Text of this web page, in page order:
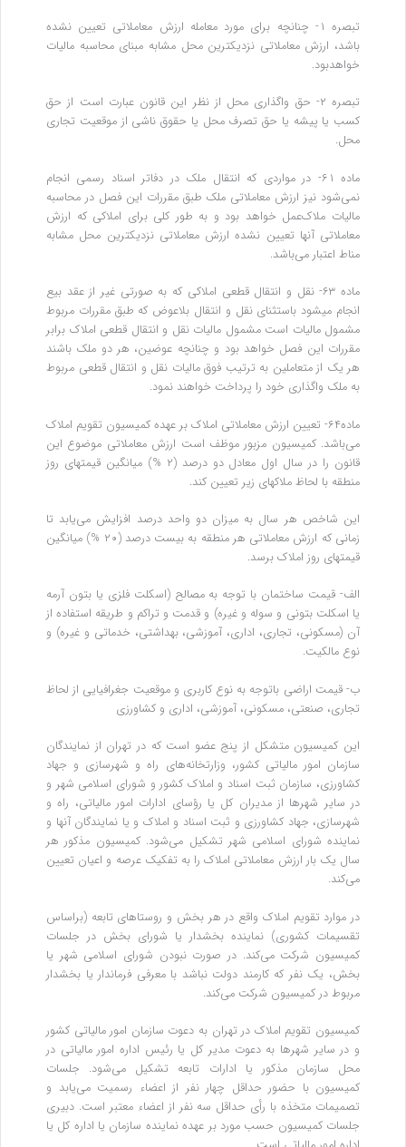
‌تبصره ۱- چنانچه برای مورد معامله ارزش معاملاتی تعیین نشده
باشد، ارزش معاملاتی نزدیکترین محل مشابه مبنای محاسبه مالیات
خواهد‌بود.
‌تبصره ۲- حق واگذاری محل از نظر این قانون عبارت است از حق
کسب یا پیشه یا حق تصرف محل یا حقوق ناشی از موقعیت تجاری
محل.
ماده ۶۱- در مواردی که انتقال ملک در دفاتر اسناد رسمی انجام
نمی‌شود نیز ارزش معاملاتی ملک طبق مقررات این فصل در محاسبه
مالیات ملاک‌عمل خواهد بود و به طور کلی برای املاکی که ارزش
معاملاتی آنها تعیین نشده ارزش معاملاتی نزدیکترین محل مشابه
مناط اعتبار می‌باشد.
ماده ۶۳- نقل و انتقال قطعی املاکی که به صورتی غیر از عقد بیع
انجام میشود باستثنای نقل و انتقال بلاعوض که طبق مقررات مربوط
مشمول‌ مالیات است مشمول مالیات نقل و انتقال قطعی املاک برابر
مقررات این فصل خواهد بود و چنانچه عوضین، هر دو ملک باشند
هر یک از متعاملین به‌ ترتیب فوق مالیات نقل و انتقال قطعی مربوط
به ملک واگذاری خود را پرداخت خواهند نمود.
ماده۶۴- تعیین ارزش معاملاتی املاک بر عهده کمیسیون تقویم املاک
می‌باشد. کمیسیون مزبور موظف است ارزش معاملاتی موضوع این
قانون را در سال اول معادل دو درصد (۲ %) میانگین قیمتهای روز
منطقه با لحاظ ملاکهای زیر تعیین کند.
این شاخص هر سال به ‌میزان دو واحد درصد افزایش می‌یابد تا
زمانی که ارزش معاملاتی هر منطقه به بیست‌ درصد (۲۰ %) میانگین
قیمتهای روز املاک برسد.
الف- قیمت ساختمان با توجه به مصالح (اسکلت فلزی یا بتون آرمه
یا اسکلت بتونی و سوله و غیره) و قدمت و تراکم و طریقه استفاده از
آن (مسکونی، تجاری، اداری، آموزشی، بهداشتی، ‌خدماتی و غیره) و
نوع مالکیت.
ب- قیمت اراضی باتوجه به نوع کاربری و موقعیت جغرافیایی از لحاظ
تجاری، صنعتی، مسکونی، آموزشی، اداری و کشاورزی
این کمیسیون متشکل از پنج عضو است که در تهران از نمایندگان
سازمان امور مالیاتی کشور، وزارتخانه‌های راه و شهرسازی و جهاد
کشاورزی، سازمان ثبت اسناد و املاک کشور و شورای اسلامی شهر و
در سایر شهرها از مدیران کل یا رؤسای ادارات امور مالیاتی، راه و
شهرسازی، جهاد کشاورزی و ثبت اسناد و املاک و یا نمایندگان آنها و
نماینده شورای اسلامی شهر تشکیل می‌شود. کمیسیون مذکور هر
سال یک‌ بار ارزش معاملاتی املاک را به تفکیک عرصه و اعیان تعیین
می‌کند.
در موارد تقویم املاک واقع در هر بخش و روستاهای تابعه (براساس
تقسیمات کشوری) نماینده بخشدار یا شورای بخش در جلسات
کمیسیون شرکت می‌کند. در صورت نبودن شورای اسلامی شهر یا
بخش، یک نفر که کارمند دولت نباشد با معرفی فرماندار یا بخشدار
مربوط در کمیسیون شرکت می‌کند.
کمیسیون تقویم املاک در تهران به دعوت سازمان امور مالیاتی کشور
و در سایر شهرها به دعوت مدیر کل یا رئیس اداره امور مالیاتی در
محل سازمان مذکور یا ادارات تابعه تشکیل می‌شود. جلسات
کمیسیون با حضور حداقل چهار نفر از اعضاء رسمیت می‌یابد و
تصمیمات متخذه با رأی حداقل سه نفر از اعضاء معتبر است. دبیری
جلسات کمیسیون حسب مورد بر عهده نماینده سازمان یا اداره کل یا